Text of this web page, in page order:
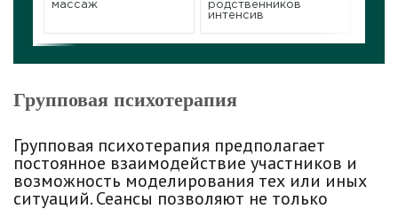
массаж
родственников
интенсив
Групповая психотерапия
Групповая психотерапия предполагает
постоянное взаимодействие участников и
возможность моделирования тех или иных
ситуаций. Сеансы позволяют не только